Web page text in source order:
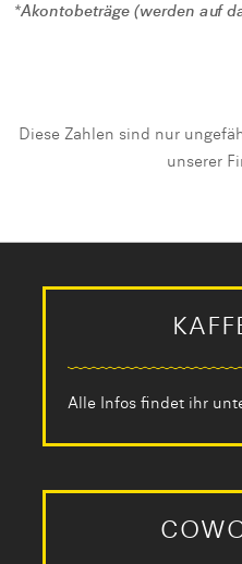
*Akontobeträge (werden auf
Diese Zahlen sind nur
unserer
Alle Infos findet ihr